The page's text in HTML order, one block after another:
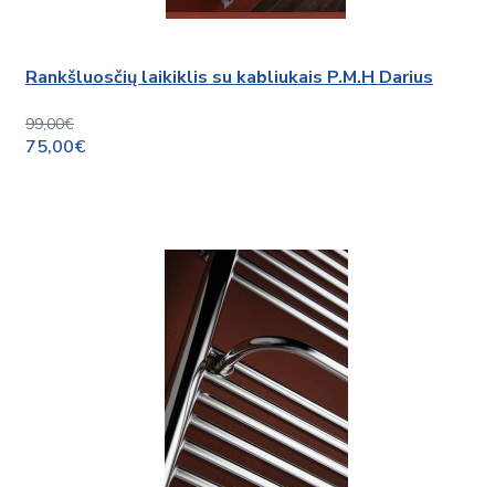
Rankšluosčių laikiklis su kabliukais P.M.H Darius
99,00€
75,00€